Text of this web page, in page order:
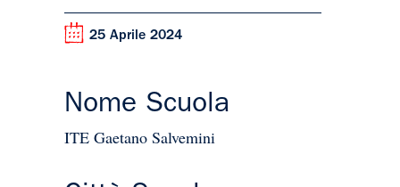
25 Aprile 2024
Nome Scuola
ITE Gaetano Salvemini